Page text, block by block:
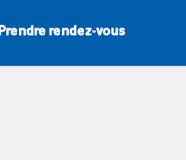
Prendre rendez-vous